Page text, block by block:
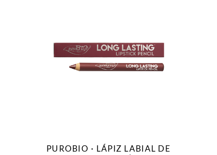
PUROBIO · LÁPIZ LABIAL DE